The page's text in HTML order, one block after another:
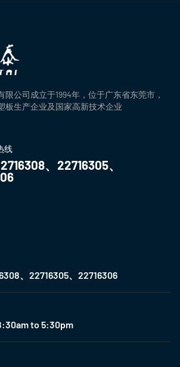
限公司成立于1994年，位于广东省东莞市，
板生产企业及国家高新技术企业
线
、22716305、
、22716305、22716306
to 5:30pm